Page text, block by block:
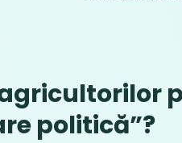
politică”?